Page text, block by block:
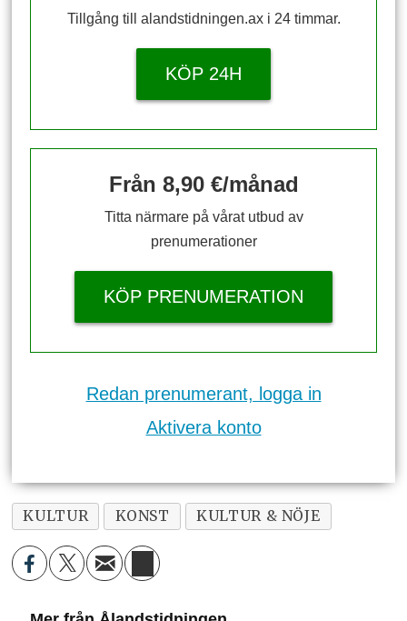
Tillgång till alandstidningen.ax i 24 timmar.
KÖP 24H
Från 8,90 €/månad
Titta närmare på vårat utbud av
prenumerationer
KÖP PRENUMERATION
Redan prenumerant, logga in
Aktivera konto
KULTUR KONST KULTUR & NÖJE